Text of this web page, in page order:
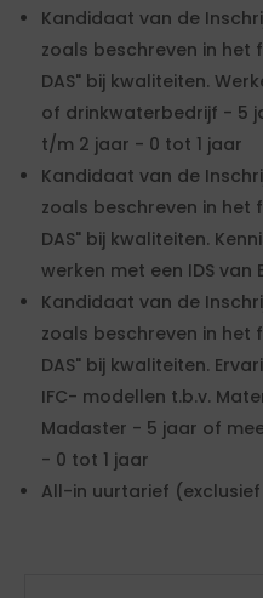
Kandidaat van de
zoals beschreven in het
DAS" bij kwaliteiten.
of drinkwaterbedrijf - 5
t/m 2 jaar - 0 tot 1 jaar
Kandidaat van de
zoals beschreven in het
DAS" bij kwaliteiten.
werken met een IDS van
Kandidaat van de
zoals beschreven in het
DAS" bij kwaliteiten.
IFC- modellen t.b.v.
Madaster - 5 jaar of
- 0 tot 1 jaar
All-in uurtarief